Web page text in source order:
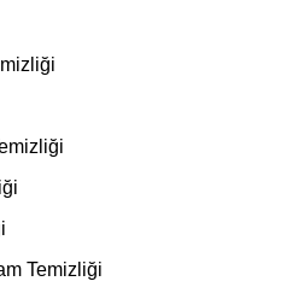
Temizliği